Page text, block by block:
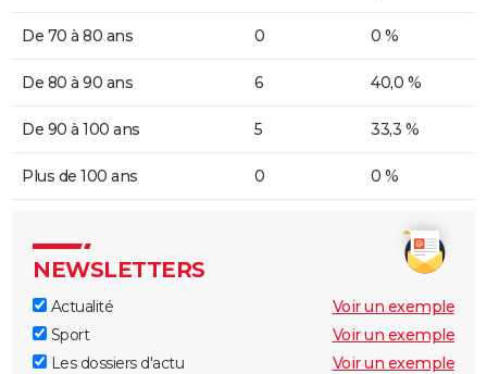
De 70 à 80 ans 0 0 %
De 80 à 90 ans 6 40,0 %
De 90 à 100 ans 5 33,3 %
Plus de 100 ans 0 0 %
NEWSLETTERS
Actualité
Voir un exemple
Sport
Voir un exemple
Les dossiers d'actu
Voir un exemple